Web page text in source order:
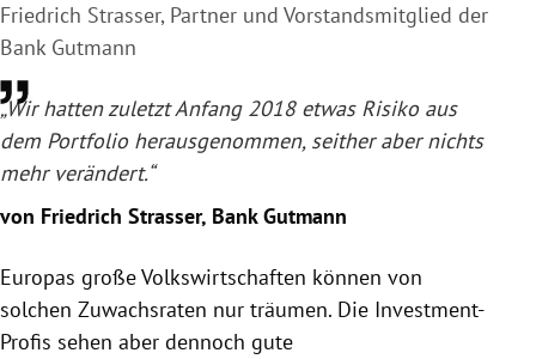
Friedrich Strasser, Partner und Vorstandsmitglied der
Bank Gutmann
„Wir hatten zuletzt Anfang 2018 etwas Risiko aus
dem Portfolio herausgenommen, seither aber nichts
mehr verändert.“
von Friedrich Strasser, Bank Gutmann
Europas große Volkswirtschaften können von
solchen Zuwachsraten nur träumen. Die Investment-
Profis sehen aber dennoch gute